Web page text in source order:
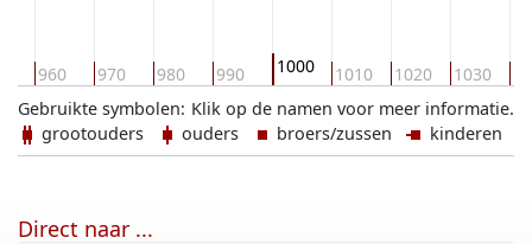
960 970 980 990 1000 1010 1020 1030
Klik op de namen voor meer informatie.
Gebruikte symbolen:
grootouders
ouders broers/zussen kinderen
Direct naar ...